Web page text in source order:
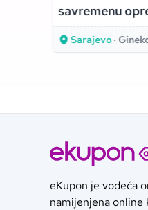
savremenu
osoblje
Naša klinika!
Sarajevo·
eKupon je vodeća
namijenjena online